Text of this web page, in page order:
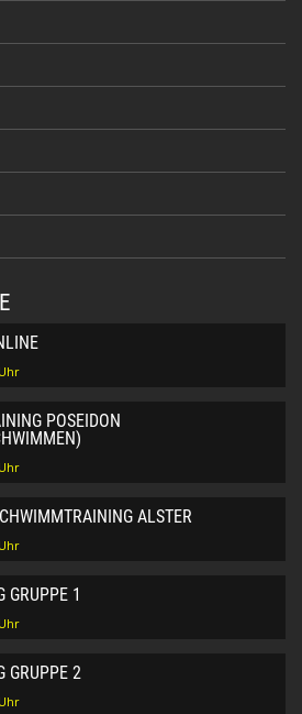
POSEIDON
ALSTER
GRUPPE 1
GRUPPE 2